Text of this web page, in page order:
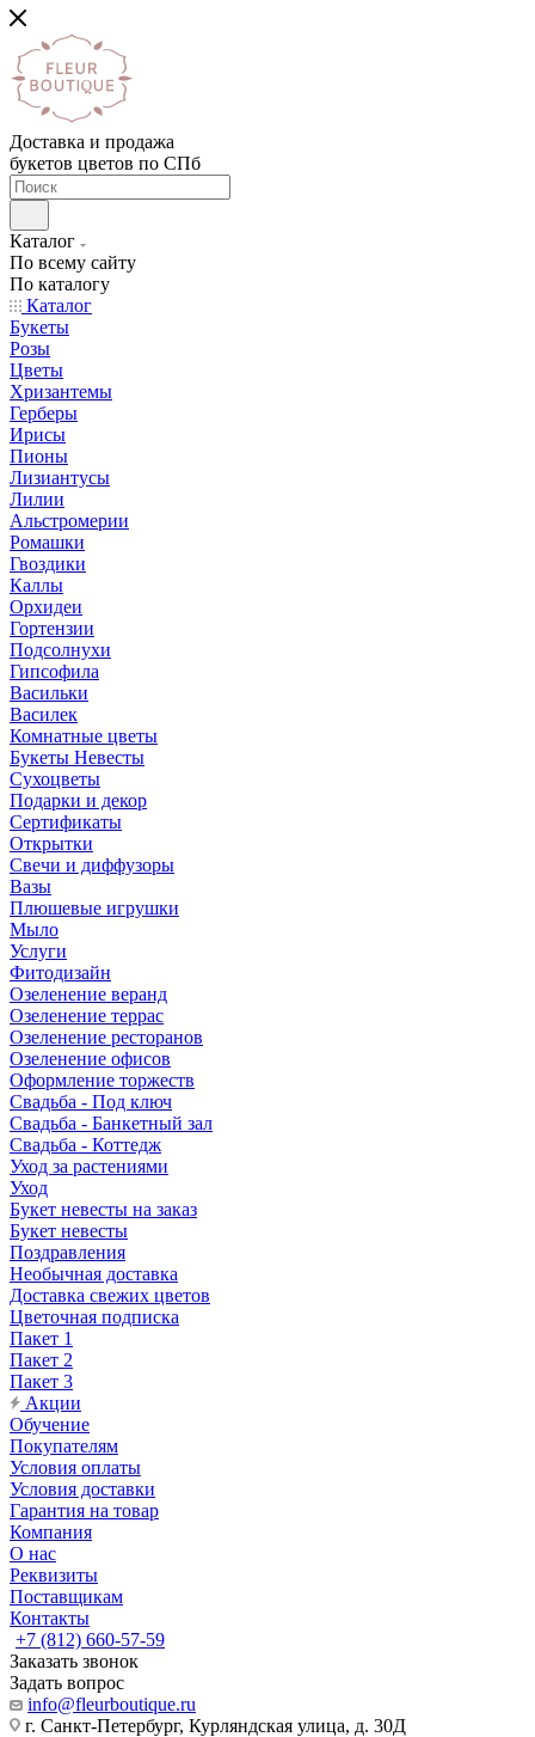
Доставка и продажа
букетов цветов по СПб
Каталог
По всему сайту
По каталогу
Каталог
Букеты
Розы
Цветы
Хризантемы
Герберы
Ирисы
Пионы
Лизиантусы
Лилии
Альстромерии
Ромашки
Гвоздики
Каллы
Орхидеи
Гортензии
Подсолнухи
Гипсофила
Васильки
Василек
Комнатные цветы
Букеты Невесты
Сухоцветы
Подарки и декор
Сертификаты
Открытки
Свечи и диффузоры
Вазы
Плюшевые игрушки
Мыло
Услуги
Фитодизайн
Озеленение веранд
Озеленение террас
Озеленение ресторанов
Озеленение офисов
Оформление торжеств
Свадьба - Под ключ
Свадьба - Банкетный зал
Свадьба - Коттедж
Уход за растениями
Уход
Букет невесты на заказ
Букет невесты
Поздравления
Необычная доставка
Доставка свежих цветов
Цветочная подписка
Пакет 1
Пакет 2
Пакет 3
Акции
Обучение
Покупателям
Условия оплаты
Условия доставки
Гарантия на товар
Компания
О нас
Реквизиты
Поставщикам
Контакты
+7 (812) 660-57-59
Заказать звонок
Задать вопрос
info@fleurboutique.ru
г. Санкт-Петербург, Курляндская улица, д. 30Д